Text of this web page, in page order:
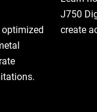
J750
create